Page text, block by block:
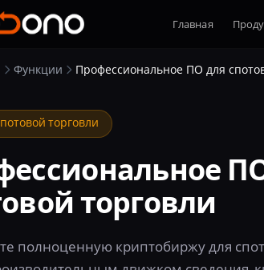
Главная
Функции Профессиональное ПО для
торговли
торговли
полноценную криптобиржу для